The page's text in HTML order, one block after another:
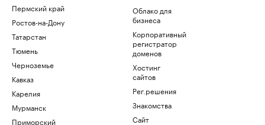
Пермский край
Ростов-на-Дону
Татарстан
Тюмень
Черноземье
Кавказ
Карелия
Мурманск
Приморский
Облако для
бизнеса
Корпоративный
регистратор
доменов
Хостинг
сайтов
Рег.решения
Знакомства
Сайт